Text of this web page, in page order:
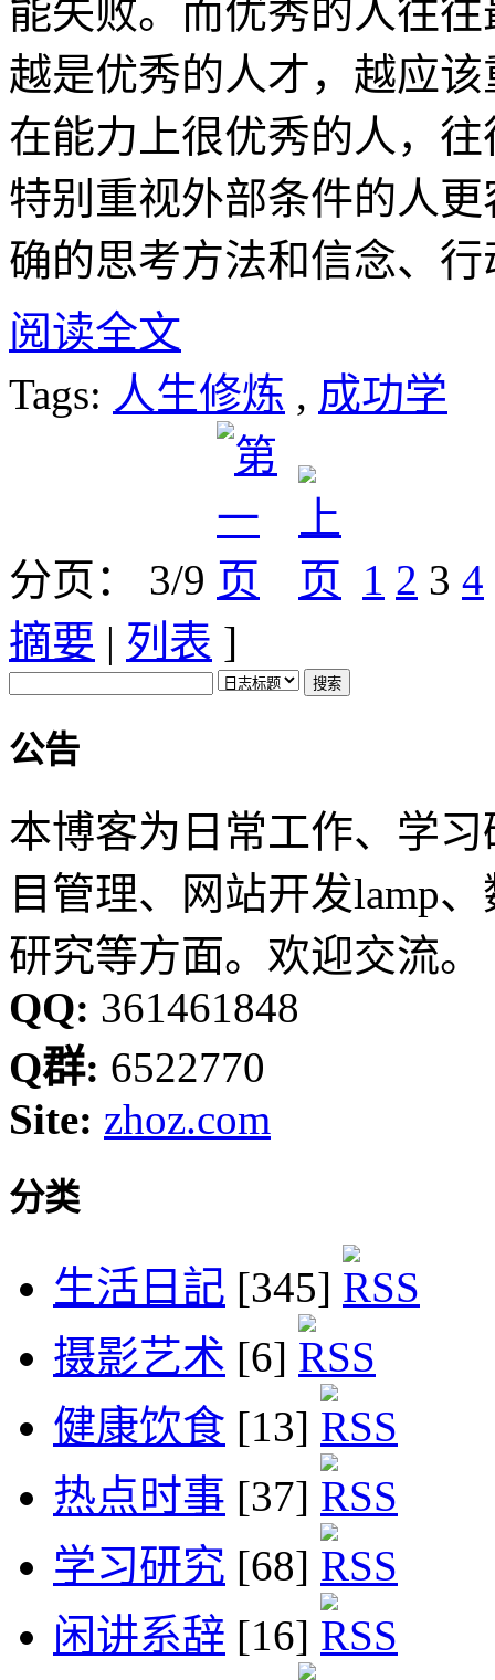
能失败。而优秀的人往
越是优秀的人才，越应
在能力上很优秀的人，
特别重视外部条件的人
确的思考方法和信念、
阅读全文
Tags: 人生修炼 , 成功学
分页： 3/9 1 2 3 4
摘要 | 列表 ]
公告
本博客为日常工作、学
目管理、网站开发lamp
研究等方面。欢迎交流。
QQ: 361461848
Q群: 6522770
Site: zhoz.com
分类
生活日記 [345]
摄影艺术 [6]
健康饮食 [13]
热点时事 [37]
学习研究 [68]
闲讲系辞 [16]